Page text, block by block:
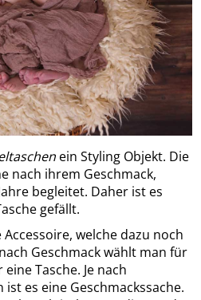
ein Styling Objekt. Die
nach ihrem Geschmack,
begleitet. Daher ist es
gefällt.
welche dazu noch
Geschmack wählt man für
Tasche. Je nach
es eine Geschmackssache.